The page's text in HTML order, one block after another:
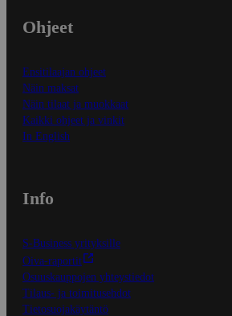
Ohjeet
Ensitilaajan ohjeet
Näin maksat
Näin tilaat ja muokkaat
Kaikki ohjeet ja vinkit
In English
Info
S-Business yrityksille
Oiva-raportit
Osuuskauppojen yhteystiedot
Tilaus- ja toimitusehdot
Tietosuojakäytäntö